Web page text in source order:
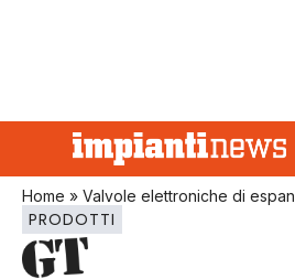
Home » Valvole elettroniche di
PRODOTTI